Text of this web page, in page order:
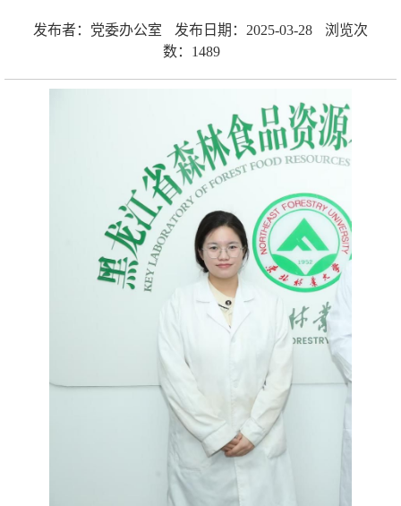
发布者：党委办公室 发布日期：2025-03-28
浏览次
数： 1489